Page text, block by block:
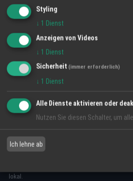
Newsletter abonnieren
Regio-News direkt in Ihr Postfach —
abbestellbar
lokal.
Styling
↓ 1 Dienst
Anzeigen von Videos
↓ 1 Dienst
Sicherheit (immer erforderlich)
↓ 1 Dienst
Alle Dienste aktivieren oder
Nutzen Sie diesen Schalter, um
Ich lehne ab